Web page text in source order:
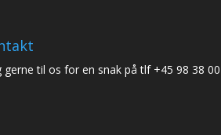
gerne til os for en snak på tlf +45 98 38 00